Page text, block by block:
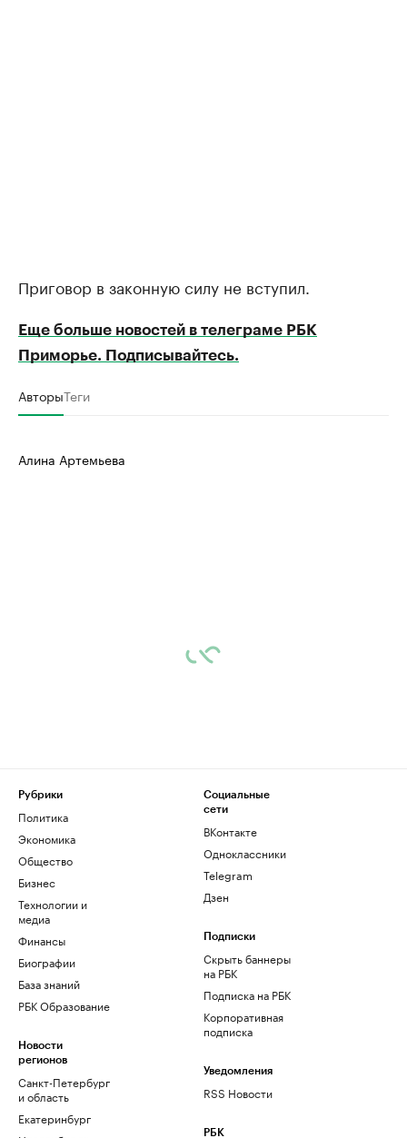
Приговор в законную силу не вступил.
Еще больше новостей в телеграме РБК
Приморье. Подписывайтесь.
АвторыТеги
Алина Артемьева
Рубрики
Политика
Экономика
Общество
Бизнес
Технологии и
медиа
Финансы
Биографии
База знаний
РБК Образование
Новости
регионов
Санкт-Петербург
и область
Екатеринбург
Социальные
сети
ВКонтакте
Одноклассники
Telegram
Дзен
Подписки
Скрыть баннеры
на РБК
Подписка на РБК
Корпоративная
подписка
Уведомления
RSS Новости
РБК